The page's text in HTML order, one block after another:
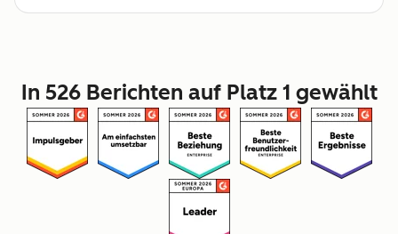
In 526 Berichten auf Platz 1 gewählt